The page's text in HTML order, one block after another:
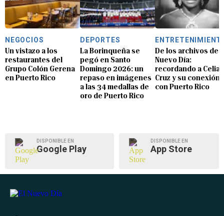
NEGOCIOS
Un vistazo a los
restaurantes del
Grupo Colón Gerena
en Puerto Rico
DEPORTES
La Borinqueña se
pegó en Santo
Domingo 2026: un
repaso en imágenes
a las 34 medallas de
oro de Puerto Rico
De los archivos de
Nuevo Día:
recordando a Celia
Cruz y su conexión
con Puerto Rico
DISPONIBLE EN
Google Play
DISPONIBLE EN
App Store